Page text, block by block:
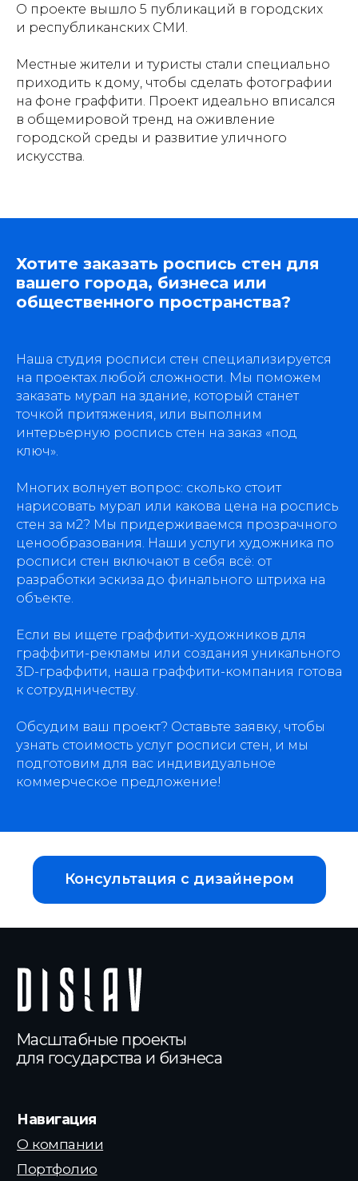
О проекте вышло 5 публикаций в городских
и республиканских СМИ.
Местные жители и туристы стали специально
приходить к дому, чтобы сделать фотографии
на фоне граффити. Проект идеально вписался
в общемировой тренд на оживление
городской среды и развитие уличного
искусства.
Хотите заказать роспись стен для
вашего города, бизнеса или
общественного пространства?
Наша студия росписи стен специализируется
на проектах любой сложности. Мы поможем
заказать мурал на здание, который станет
точкой притяжения, или выполним
интерьерную роспись стен на заказ «под
ключ».
Многих волнует вопрос: сколько стоит
нарисовать мурал или какова цена на роспись
стен за м2? Мы придерживаемся прозрачного
ценообразования. Наши услуги художника по
росписи стен включают в себя всё: от
разработки эскиза до финального штриха на
объекте.
Если вы ищете граффити-художников для
граффити-рекламы или создания уникального
3D-граффити, наша граффити-компания готова
к сотрудничеству.
Обсудим ваш проект? Оставьте заявку, чтобы
узнать стоимость услуг росписи стен, и мы
подготовим для вас индивидуальное
коммерческое предложение!
Консультация с дизайнером
Масштабные проекты
для государства и бизнеса
Навигация
О компании
Портфолио
dislavart@gmail.com
Услуги
Политика конфиденциальности
Блог
© 2026 Dislav. Все права защищены